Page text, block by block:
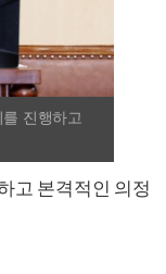
진행하고
고 본격적인 의정